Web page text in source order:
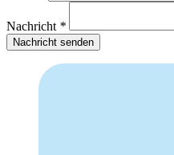
Nachricht *
Nachricht senden